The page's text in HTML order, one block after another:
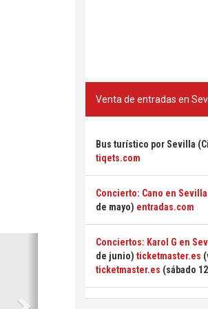
Venta de entradas en
Bus turístico por Sevilla
tiqets.com
Concierto: Cano en Sevilla
de mayo) entradas.com
Conciertos: Karol G en
de junio) ticketmaster.es
ticketmaster.es (sábado